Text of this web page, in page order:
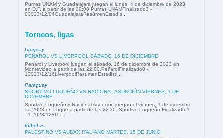
Pumas UNAM y Guadalajara juegan el lunes, 4 de diciembre de 2023
en D.F. a partir de las 00:00.Pumas UNAMFinalizado3 -
02023/12/04GuadalajaraResúmenEstadís...
Torneos, ligas
Uruguay
PEÑAROL VS LIVERPOOL SÁBADO, 16 DE DICIEMBRE
Peñarol y Liverpool juegan el sábado, 16 de diciembre de 2023 en
Montevideo a partir de las 22:00.PeñarolFinalizado0 -
12023/12/16LiverpoolResúmenEstadísti...
Paraguay
SPORTIVO LUQUEÑO VS NACIONAL ASUNCIÓN VIERNES, 1 DE
DICIEMBRE
Sportivo Luqueño y Nacional Asunción juegan el viernes, 1 de diciembre
de 2023 en Luque a partir de las 22:30. Sportivo Luqueño Finalizado 1
- 1 2023/12/01 ...
fútbol vs
PALESTINO VS AUDAX ITALIANO MARTES, 15 DE JUNIO